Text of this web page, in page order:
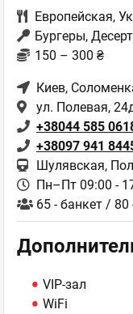
Европейская,
Бургеры,
150 – 300 ₴
Киев,
ул. Полевая,
+38044 585
+38097 941
Шулявская,
Пн–Пт 09:00 -
65 - банкет /
VIP-зал
WiFi